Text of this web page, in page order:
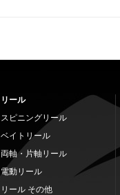
リール
スピニングリール
ベイトリール
両軸・片軸リール
電動リール
リール その他